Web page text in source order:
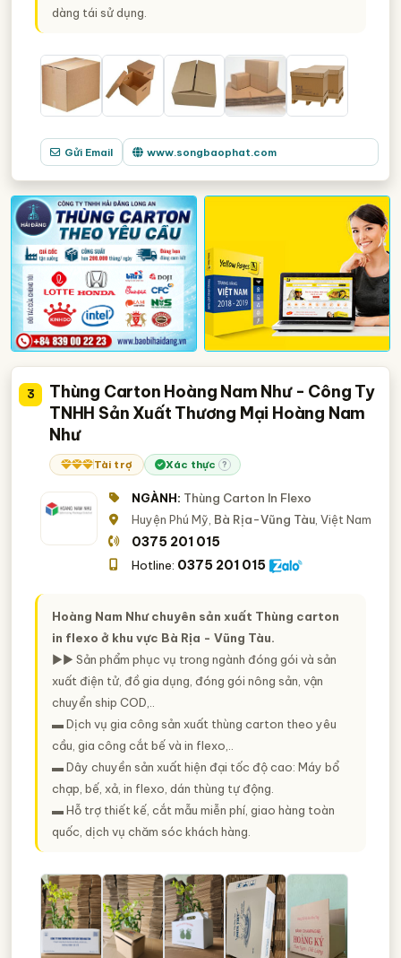
dàng tái sử dụng.
Gửi Email www.songbaophat.com
3
Thùng Carton Hoàng Nam Như - Công Ty
TNHH Sản Xuất Thương Mại Hoàng Nam
Như
Tài trợ Xác thực ?
NGÀNH: Thùng Carton In Flexo
Huyện Phú Mỹ, Bà Rịa-Vũng Tàu , Việt Nam
0375 201 015
Hotline: 0375 201 015
Hoàng Nam Như chuyên sản xuất Thùng carton
in flexo ở khu vực Bà Rịa - Vũng Tàu.
►► Sản phẩm phục vụ trong ngành đóng gói và sản
xuất điện tử, đồ gia dụng, đóng gói nông sản, vận
chuyển ship COD,..
▬ Dịch vụ gia công sản xuất thùng carton theo yêu
cầu, gia công cắt bế và in flexo,..
▬ Dây chuyền sản xuất hiện đại tốc độ cao: Máy bổ
chạp, bế, xả, in flexo, dán thùng tự động.
▬ Hỗ trợ thiết kế, cắt mẫu miễn phí, giao hàng toàn
quốc, dịch vụ chăm sóc khách hàng.